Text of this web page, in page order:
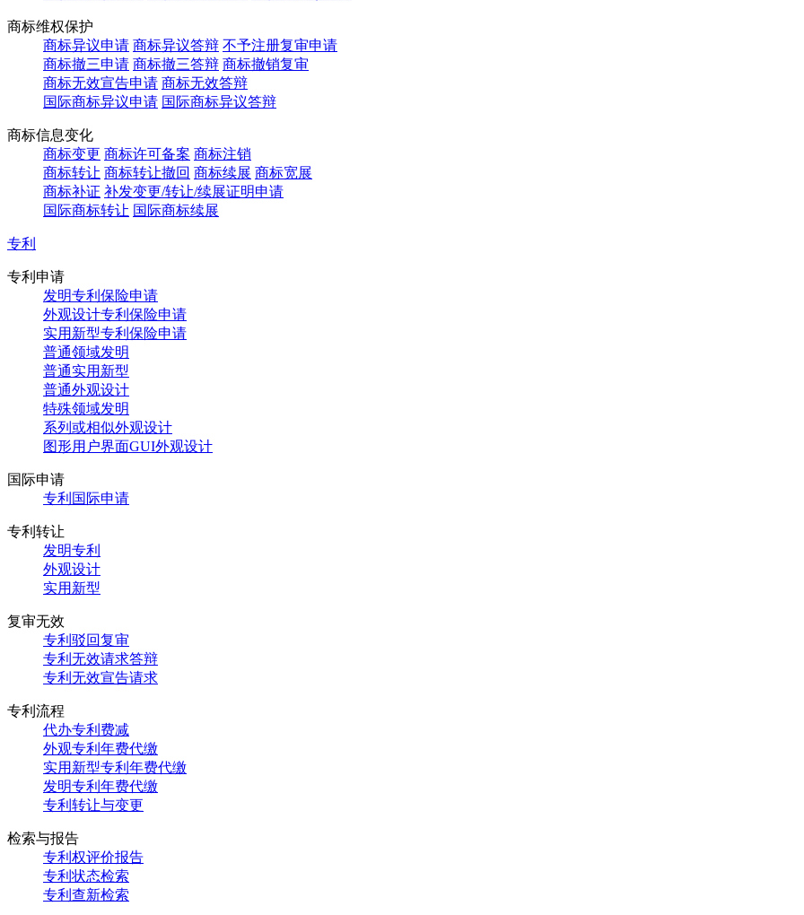
商标维权保护
商标异议申请 商标异议答辩 不予注册复审申请
商标撤三申请 商标撤三答辩 商标撤销复审
商标无效宣告申请 商标无效答辩
国际商标异议申请 国际商标异议答辩
商标信息变化
商标变更 商标许可备案 商标注销
商标转让 商标转让撤回 商标续展 商标宽展
商标补证 补发变更/转让/续展证明申请
国际商标转让 国际商标续展
专利
专利申请
发明专利保险申请
外观设计专利保险申请
实用新型专利保险申请
普通领域发明
普通实用新型
普通外观设计
特殊领域发明
系列或相似外观设计
图形用户界面GUI外观设计
国际申请
专利国际申请
专利转让
发明专利
外观设计
实用新型
复审无效
专利驳回复审
专利无效请求答辩
专利无效宣告请求
专利流程
代办专利费减
外观专利年费代缴
实用新型专利年费代缴
发明专利年费代缴
专利转让与变更
检索与报告
专利权评价报告
专利状态检索
专利查新检索